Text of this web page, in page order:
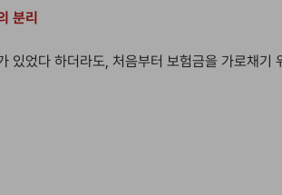
분리
있었다 하더라도, 처음부터 보험금을 가로채